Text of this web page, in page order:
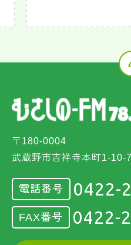
〒180-0004
武蔵野市吉祥寺本町1-10-
電話番号 0422-
FAX番号 0422-